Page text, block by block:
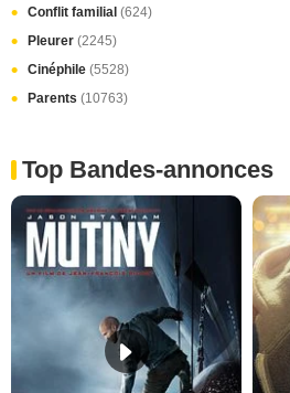
Conflit familial (624)
Pleurer (2245)
Cinéphile (5528)
Parents (10763)
Top Bandes-annonces